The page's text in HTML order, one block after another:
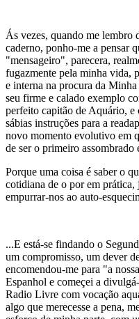
Ás vezes, quando me lembro
caderno, ponho-me a pensar
"mensageiro", parecera,
fugazmente pela minha vida,
e interna na procura da
seu firme e calado exemplo
perfeito capitão de Aquário, e
sábias instruções para a
novo momento evolutivo em
de ser o primeiro assombrado
Porque uma coisa é saber o
cotidiana de o por em prática,
empurrar-nos ao auto-
...E está-se findando o
um compromisso, um dever
encomendou-me para "a
Espanhol e começei a
Radio Livre com vocação
algo que merecesse a pena,